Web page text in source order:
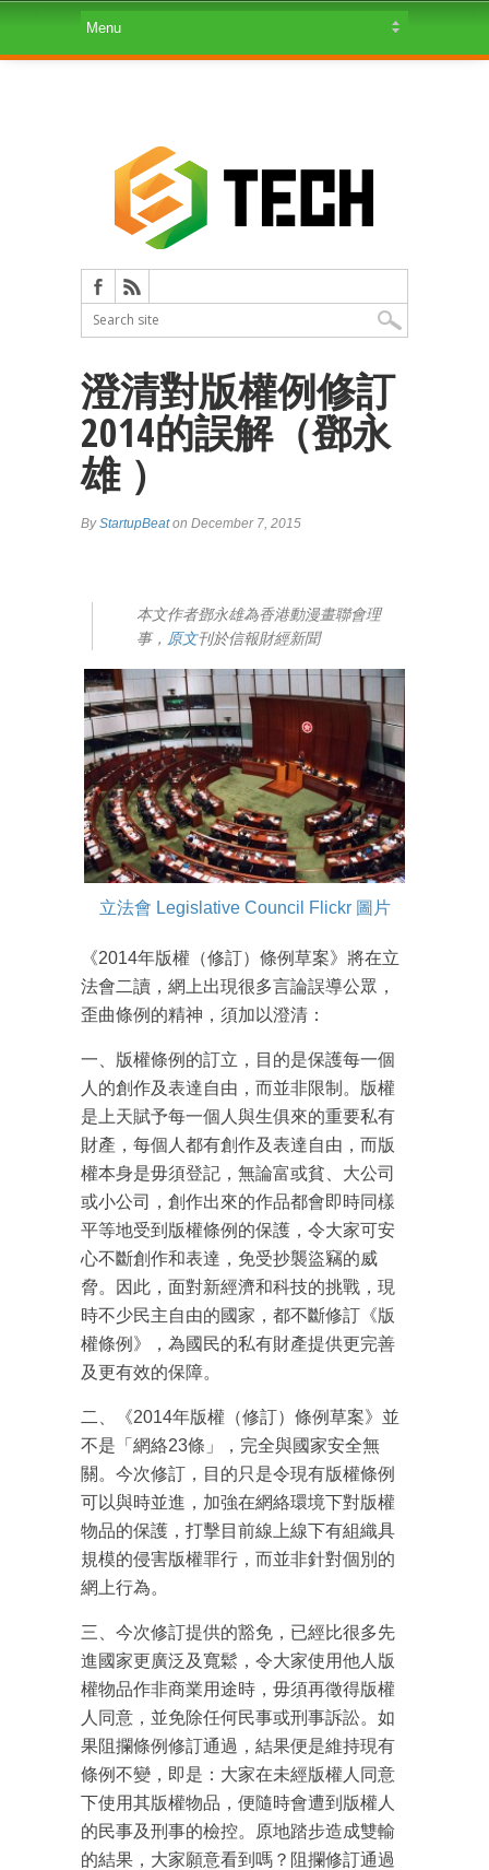
澄清對版權例修訂
2014的誤解（鄧永
雄 ）
ByStartupBeaton December 7, 2015
本文作者鄧永雄為香港動漫畫聯會理
事， 原文刊於信報財經新聞
立法會 Legislative Council Flickr 圖片
《2014年版權（修訂）條例草案》將在立
法會二讀，網上出現很多言論誤導公眾，
歪曲條例的精神，須加以澄清：
一、版權條例的訂立，目的是保護每一個
人的創作及表達自由，而並非限制。版權
是上天賦予每一個人與生俱來的重要私有
財產，每個人都有創作及表達自由，而版
權本身是毋須登記，無論富或貧、大公司
或小公司，創作出來的作品都會即時同樣
平等地受到版權條例的保護，令大家可安
心不斷創作和表達，免受抄襲盜竊的威
脅。因此，面對新經濟和科技的挑戰，現
時不少民主自由的國家，都不斷修訂《版
權條例》，為國民的私有財產提供更完善
及更有效的保障。
二、《2014年版權（修訂）條例草案》並
不是「網絡23條」，完全與國家安全無
關。今次修訂，目的只是令現有版權條例
可以與時並進，加強在網絡環境下對版權
物品的保護，打擊目前線上線下有組織具
規模的侵害版權罪行，而並非針對個別的
網上行為。
三、今次修訂提供的豁免，已經比很多先
進國家更廣泛及寬鬆，令大家使用他人版
權物品作非商業用途時，毋須再徵得版權
人同意，並免除任何民事或刑事訴訟。如
果阻攔條例修訂通過，結果便是維持現有
條例不變，即是：大家在未經版權人同意
下使用其版權物品，便隨時會遭到版權人
的民事及刑事的檢控。原地踏步造成雙輸
的結果，大家願意看到嗎？阻攔修訂通過
成為 EJ Tech 會員
最新資訊（附創業懶人包）